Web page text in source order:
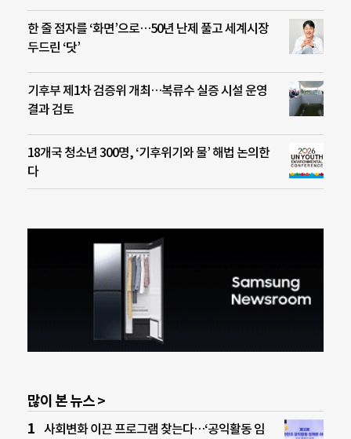
한 줄 점자를 ‘화면’으로…50년 난제 풀고 세계시장
두드린 ‘닷’
기후부 제1차 검증위 개최…복류수 실증 시설 운영
결과 검토
18개국 청소년 300명, ‘기후위기와 물’ 해법 논의한
다
많이 본 뉴스 >
사회변화 이끈 프로그램 찾는다…‘공익활동 임